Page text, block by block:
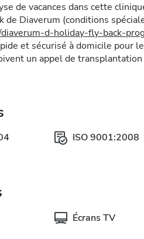
de vacances dans cette
de Diaverum (conditions
d-holiday-fly-back-
et sécurisé à domicile pour
un appel de
ISO 9001:2008
Écrans TV